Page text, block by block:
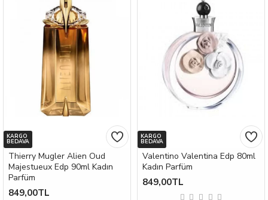
KARGO
BEDAVA
Thierry Mugler Alien Oud
Majestueux Edp 90ml Kadın
Parfüm
849,00TL
KARGO
BEDAVA
Valentino Valentina Edp 80ml
Kadın Parfüm
849,00TL